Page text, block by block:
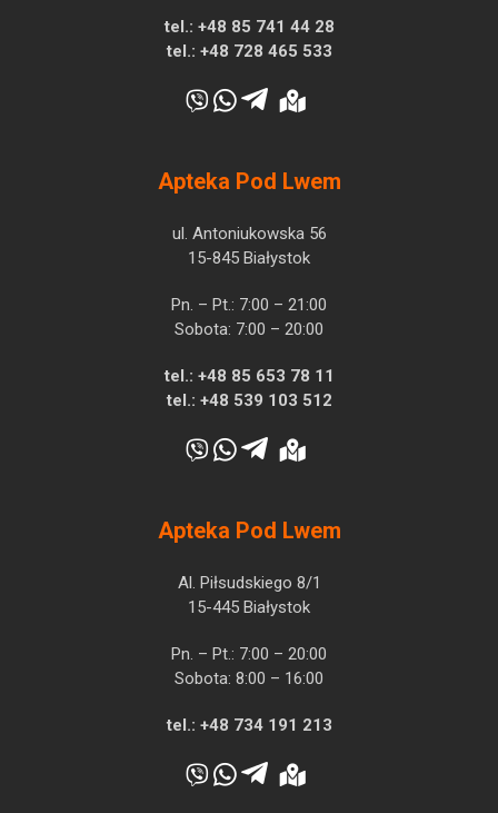
tel.: +48 85 741 44 28
tel.: +48 728 465 533
Apteka Pod Lwem
ul. Antoniukowska 56
15-845 Białystok
Pn. – Pt.: 7:00 – 21:00
Sobota: 7:00 – 20:00
tel.: +48 85 653 78 11
tel.: +48 539 103 512
Apteka Pod Lwem
Al. Piłsudskiego 8/1
15-445 Białystok
Pn. – Pt.: 7:00 – 20:00
Sobota: 8:00 – 16:00
tel.: +48 734 191 213